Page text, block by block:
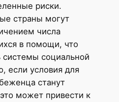
риски.
страны могут
числа
в помощи, что
системы социальной
если условия для
станут
может привести к